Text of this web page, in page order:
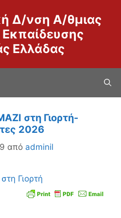
Δ/νση Α/θμιας
Ελλάδας
στη Γιορτή-
2026
από adminil
Γιορτή